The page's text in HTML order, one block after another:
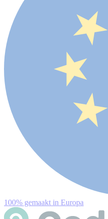
100% gemaakt in Europa